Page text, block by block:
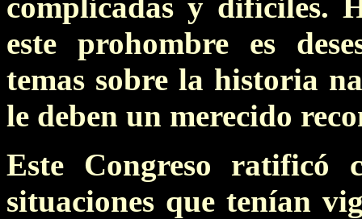
este prohombre es
temas sobre la historia
le deben un merecido
Este Congreso ratificó
situaciones que tenían